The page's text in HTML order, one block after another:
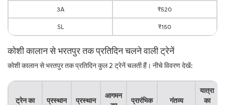
3A ₹520
SL ₹150
कोशी कालान से भरतपुर तक प्रतिदिन चलने वाली ट्रेनें
कोशी कालान से भरतपुर तक प्रतिदिन कुल 2 ट्रेनें चलती हैं। नीचे विवरण देखें:
ट्रेन का प्रस्थान प्रस्थान
आगमन
प्रारंभिक गंतव्य
यात्रा
का